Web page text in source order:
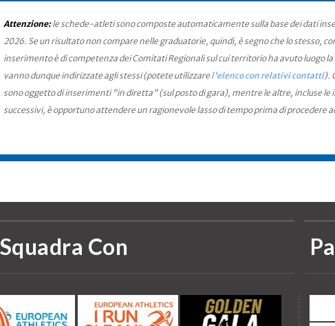
Attenzione:le schede-atleti sono composte automaticamente sulla base dei dati
2026. Se un risultato non compare nelle graduatorie, quindi, è segno che lo stesso,
inserimento è di competenza dei Comitati Regionali sul cui territorio ha avuto luogo
vanno dunque indirizzate agli stessi (potete utilizzare l'elenco con relativi contatti).
sono oggetto di inserimenti "in diretta" (sul posto di gara), mentre le altre, incluse
successivi, è opportuno attendere un ragionevole lasso di tempo prima di procedere
Con